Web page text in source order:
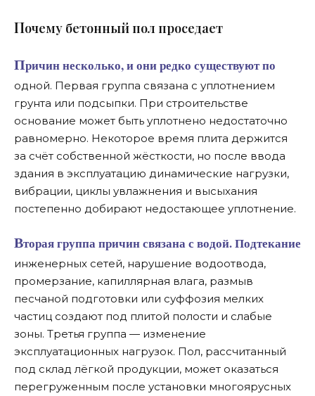
Почему бетонный пол проседает
Причин несколько, и они редко существуют по
одной. Первая группа связана с уплотнением
грунта или подсыпки. При строительстве
основание может быть уплотнено недостаточно
равномерно. Некоторое время плита держится
за счёт собственной жёсткости, но после ввода
здания в эксплуатацию динамические нагрузки,
вибрации, циклы увлажнения и высыхания
постепенно добирают недостающее уплотнение.
Вторая группа причин связана с водой. Подтекание
инженерных сетей, нарушение водоотвода,
промерзание, капиллярная влага, размыв
песчаной подготовки или суффозия мелких
частиц создают под плитой полости и слабые
зоны. Третья группа — изменение
эксплуатационных нагрузок. Пол, рассчитанный
под склад лёгкой продукции, может оказаться
перегруженным после установки многоярусных